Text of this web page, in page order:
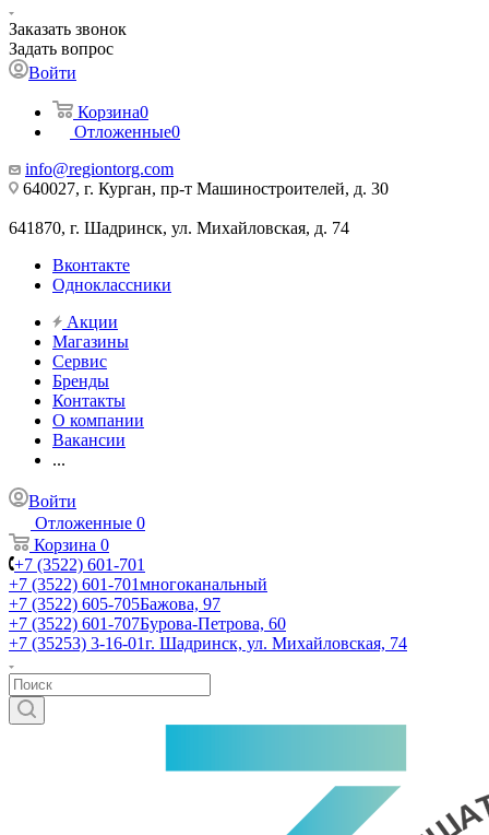
Заказать звонок
Задать вопрос
Войти
Корзина0
Отложенные0
info@regiontorg.com
640027, г. Курган, пр-т Машиностроителей, д. 30
641870, г. Шадринск, ул. Михайловская, д. 74
Вконтакте
Одноклассники
Акции
Магазины
Сервис
Бренды
Контакты
О компании
Вакансии
...
Войти
Отложенные 0
Корзина 0
+7 (3522) 601-701
+7 (3522) 601-701многоканальный
+7 (3522) 605-705Бажова, 97
+7 (3522) 601-707Бурова-Петрова, 60
+7 (35253) 3-16-01г. Шадринск, ул. Михайловская, 74